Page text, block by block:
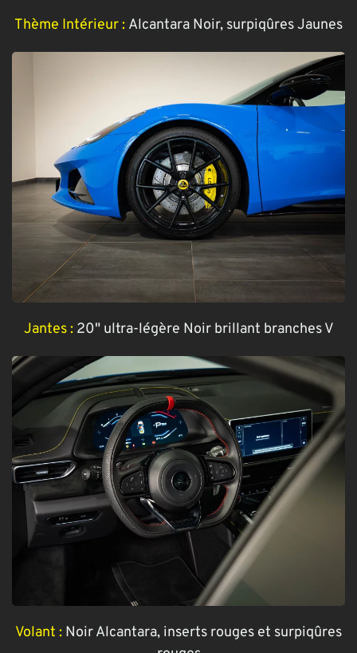
Thème Intérieur : Alcantara Noir, surpiqûres Jaunes
Jantes : 20" ultra-légère Noir brillant branches V
Volant : Noir Alcantara, inserts rouges et surpiqûres